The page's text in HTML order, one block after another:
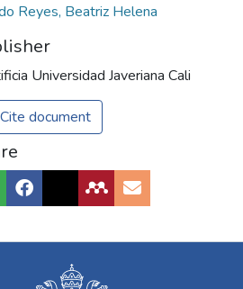
Reyes, Beatriz Helena
Universidad Javeriana Cali
Cite document